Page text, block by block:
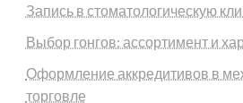
Запись в стоматологическую
Выбор гонгов: ассортимент и
Оформление аккредитивов в
торговле